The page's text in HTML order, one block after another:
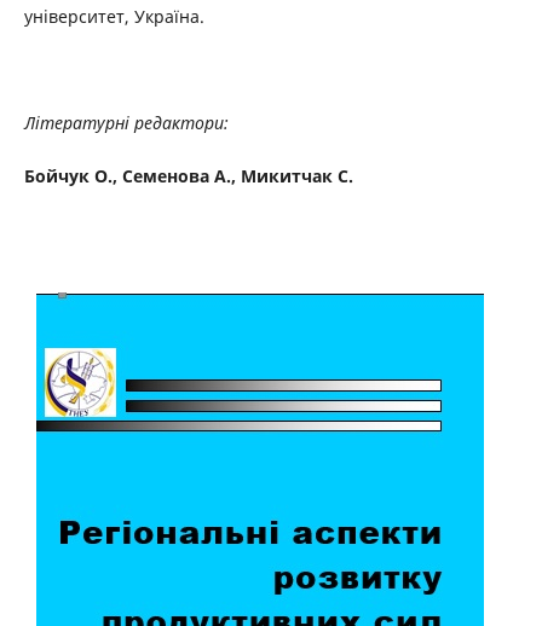
університет, Україна.
Літературні редактори:
Бойчук О., Семенова А., Микитчак С.